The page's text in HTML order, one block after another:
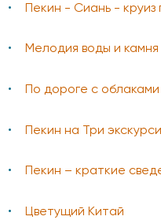
Пекин - Сиань -
Мелодия воды и камня
По дороге с облаками
Пекин на Три
Пекин – краткие
Цветущий Китай